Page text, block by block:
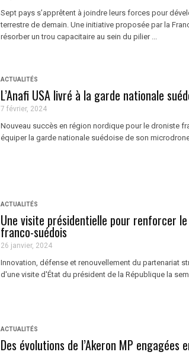
Sept pays s’apprêtent à joindre leurs forces pour
terrestre de demain. Une initiative proposée par la
résorber un trou capacitaire au sein du pilier ...
ACTUALITÉS
L’Anafi USA livré à la garde nationale
7 février, 2024
Nouveau succès en région nordique pour le droniste
équiper la garde nationale suédoise de son
ACTUALITÉS
Une visite présidentielle pour renforcer
franco-suédois
26 janvier, 2024
Innovation, défense et renouvellement du partenariat
d'une visite d'État du président de la République la
ACTUALITÉS
Des évolutions de l’Akeron MP engagées